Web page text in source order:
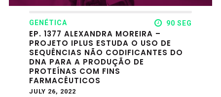
GENÉTICA 90 SEG
EP. 1377 ALEXANDRA MOREIRA –
PROJETO IPLUS ESTUDA O USO DE
SEQUÊNCIAS NÃO CODIFICANTES DO
DNA PARA A PRODUÇÃO DE
PROTEÍNAS COM FINS
FARMACÊUTICOS
JULY 26, 2022